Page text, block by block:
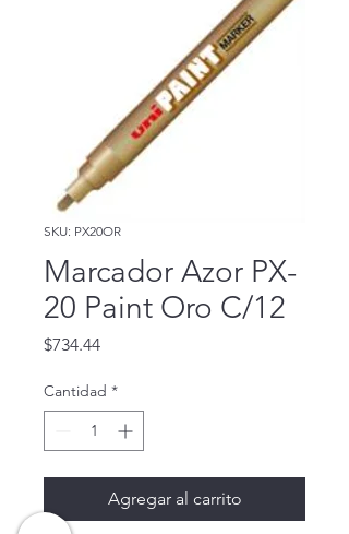
SKU: PX20OR
Marcador Azor PX-
20 Paint Oro C/12
$734.44Precio
Cantidad *
Agregar al carrito